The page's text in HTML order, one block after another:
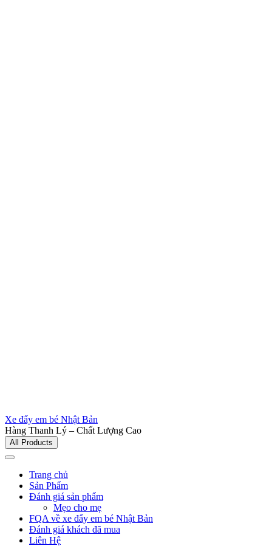
Xe đẩy em bé Nhật Bản
Hàng Thanh Lý – Chất Lượng Cao
All Products
Trang chủ
Sản Phẩm
Đánh giá sản phẩm
Mẹo cho mẹ
FQA về xe đẩy em bé Nhật Bản
Đánh giá khách đã mua
Liên Hệ